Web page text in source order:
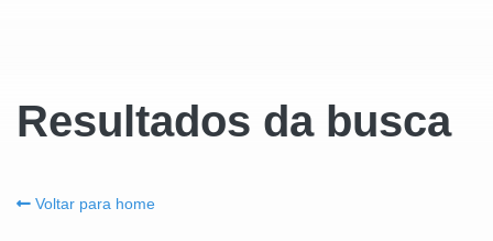
Resultados da busca
Voltar para home